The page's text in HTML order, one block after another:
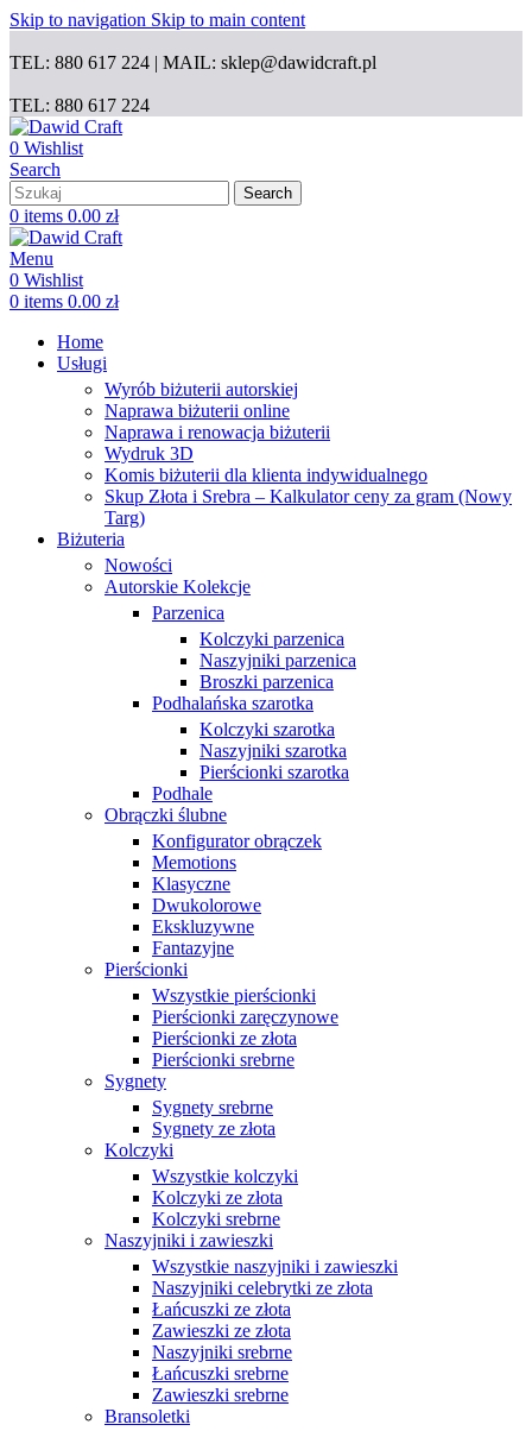
Skip to navigation Skip to main content
TEL: 880 617 224 | MAIL: sklep@dawidcraft.pl
TEL: 880 617 224
0 Wishlist
Search
Search
0 items 0.00 zł
Menu
0 Wishlist
0 items 0.00 zł
Home
Usługi
Wyrób biżuterii autorskiej
Naprawa biżuterii online
Naprawa i renowacja biżuterii
Wydruk 3D
Komis biżuterii dla klienta indywidualnego
Skup Złota i Srebra – Kalkulator ceny za gram (Nowy
Targ)
Biżuteria
Nowości
Autorskie Kolekcje
Parzenica
Kolczyki parzenica
Naszyjniki parzenica
Broszki parzenica
Podhalańska szarotka
Kolczyki szarotka
Naszyjniki szarotka
Pierścionki szarotka
Podhale
Obrączki ślubne
Konfigurator obrączek
Memotions
Klasyczne
Dwukolorowe
Ekskluzywne
Fantazyjne
Pierścionki
Wszystkie pierścionki
Pierścionki zaręczynowe
Pierścionki ze złota
Pierścionki srebrne
Sygnety
Sygnety srebrne
Sygnety ze złota
Kolczyki
Wszystkie kolczyki
Kolczyki ze złota
Kolczyki srebrne
Naszyjniki i zawieszki
Wszystkie naszyjniki i zawieszki
Naszyjniki celebrytki ze złota
Łańcuszki ze złota
Zawieszki ze złota
Naszyjniki srebrne
Łańcuszki srebrne
Zawieszki srebrne
Bransoletki